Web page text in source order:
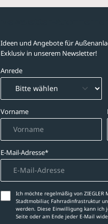
Ideen und Angebote für
Exklusiv in unserem Newsletter!
Anrede
Vorname
E-Mail-Adresse*
Ich möchte regelmäßig von
Stadtmobiliar, Fahrradinfrastruktur
werden. Diese Einwilligung kann ich
Seite oder am Ende jeder E-Mail